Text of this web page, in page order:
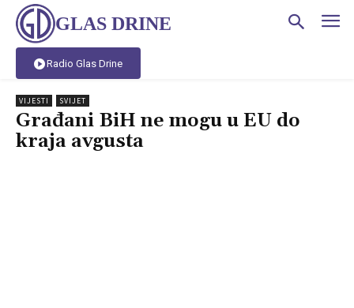
GLAS DRINE
Radio Glas Drine
VIJESTI SVIJET
Građani BiH ne mogu u EU do
kraja avgusta